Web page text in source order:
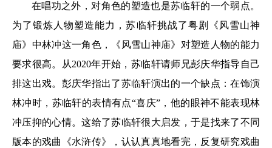
在唱功之外，对角色的塑造也是苏临轩的一个弱点。
为了锻炼人物塑造能力，苏临轩挑战了粤剧《风雪山神
庙》中林冲这一角色，《风雪山神庙》对塑造人物的能力
要求很高。从2020年开始，苏临轩请师兄彭庆华指导自己
排这出戏。彭庆华指出了苏临轩演出的一个缺点：在饰演
林冲时，苏临轩的表情有点“喜庆”，他的眼神不能表现林
冲压抑的心情。这给了苏临轩很大启发，于是找来了不同
版本的戏曲《水浒传》，认认真真地看完，反复研究戏曲